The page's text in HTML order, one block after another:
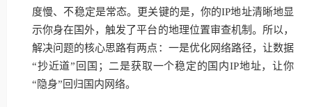
度慢、不稳定是常态。更关键的是，你的IP地址清晰地显
示你身在国外，触发了平台的地理位置审查机制。所以，
解决问题的核心思路有两点：一是优化网络路径，让数据
“抄近道”回国；二是获取一个稳定的国内IP地址，让你
“隐身”回归国内网络。